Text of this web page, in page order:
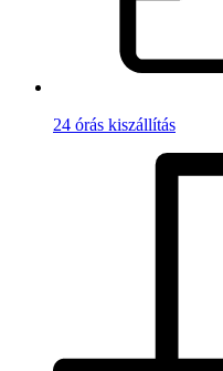
24 órás kiszállítás